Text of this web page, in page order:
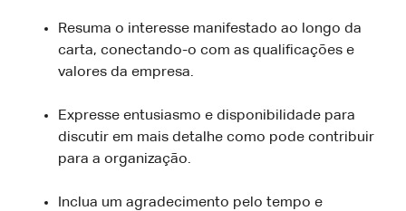
Resuma o interesse manifestado ao longo da
carta, conectando-o com as qualificações e
valores da empresa.
Expresse entusiasmo e disponibilidade para
discutir em mais detalhe como pode contribuir
para a organização.
Inclua um agradecimento pelo tempo e